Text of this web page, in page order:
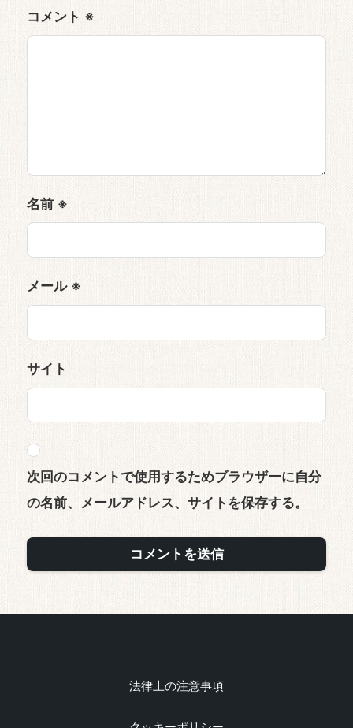
コメント ※
名前 ※
メール ※
サイト
次回のコメントで使用するためブラウザーに自分
の名前、メールアドレス、サイトを保存する。
法律上の注意事項